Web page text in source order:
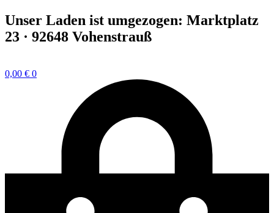
Zum
Inhalt
springen
Unser Laden ist umgezogen: Marktplatz
23 · 92648 Vohenstrauß
0,00 € 0